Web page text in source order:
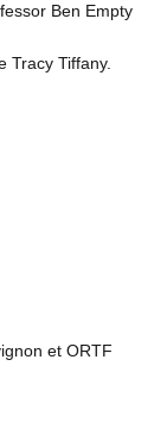
Ben Empty
Tracy Tiffany.
et ORTF